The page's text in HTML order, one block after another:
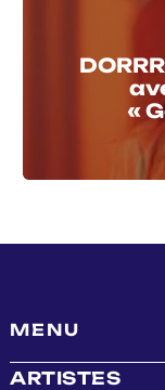
«
MENU
ARTISTES